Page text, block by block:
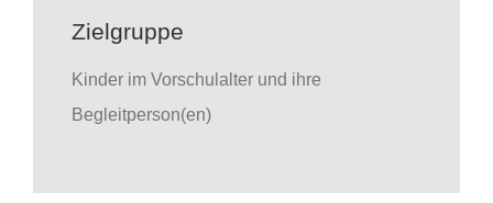
Zielgruppe
Kinder im Vorschulalter und ihre
Begleitperson(en)